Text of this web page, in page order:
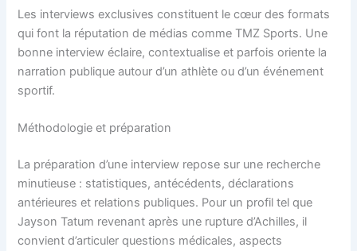
Les interviews exclusives constituent le cœur des formats
qui font la réputation de médias comme TMZ Sports. Une
bonne interview éclaire, contextualise et parfois oriente la
narration publique autour d’un athlète ou d’un événement
sportif.
Méthodologie et préparation
La préparation d’une interview repose sur une recherche
minutieuse : statistiques, antécédents, déclarations
antérieures et relations publiques. Pour un profil tel que
Jayson Tatum revenant après une rupture d’Achilles, il
convient d’articuler questions médicales, aspects